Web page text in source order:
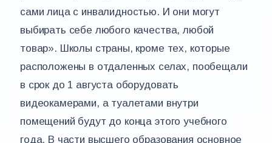
сами лица с инвалидностью. И они могут
выбирать себе любого качества, любой
товар». Школы страны, кроме тех, которые
расположены в отдаленных селах, пообещали
в срок до 1 августа оборудовать
видеокамерами, а туалетами внутри
помещений будут до конца этого учебного
года. В части высшего образования основное